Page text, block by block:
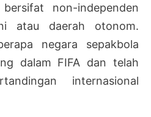
non-independen
atau daerah otonom.
negara sepakbola
dalam FIFA dan telah
internasional